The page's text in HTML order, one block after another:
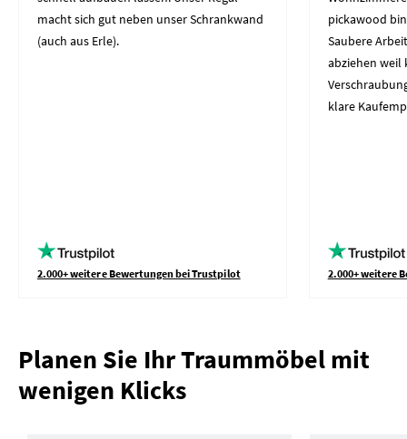
macht sich gut neben unser Schrankwand
(auch aus Erle).
2.000+ weitere Bewertungen bei Trustpilot
pickawood
Saubere
abziehen weil
klare
2.000+ weitere
Planen Sie Ihr Traummöbel mit
wenigen Klicks